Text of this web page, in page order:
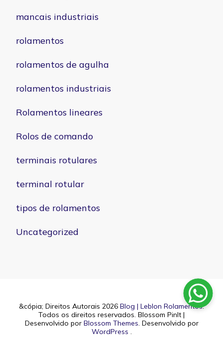
mancais industriais
rolamentos
rolamentos de agulha
rolamentos industriais
Rolamentos lineares
Rolos de comando
terminais rotulares
terminal rotular
tipos de rolamentos
Uncategorized
&cópia; Direitos Autorais 2026 Blog | Leblon Rolamentos.
Todos os direitos reservados. Blossom PinIt |
Desenvolvido por Blossom Themes. Desenvolvido por
WordPress .